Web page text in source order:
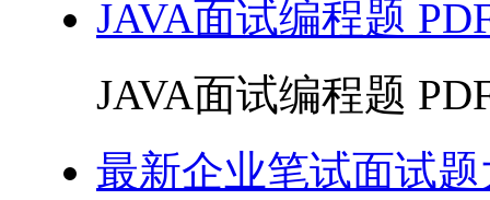
JAVA面试编程题
JAVA面试编程题
最新企业笔试面试